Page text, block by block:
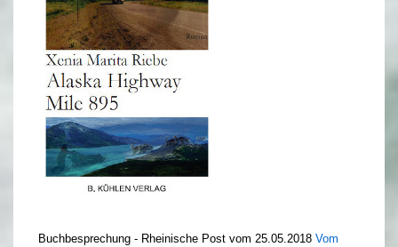
Buchbesprechung - Rheinische Post vom 25.05.2018 Vom